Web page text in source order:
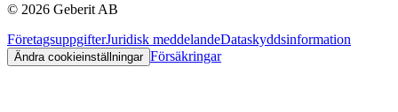
© 2026 Geberit AB
FöretagsuppgifterJuridisk meddelandeDataskyddsinformation
Ändra cookieinställningar Försäkringar